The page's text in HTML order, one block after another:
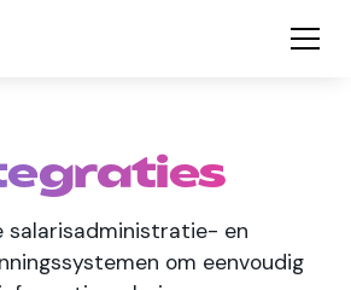
salarisadministratie- en
om eenvoudig